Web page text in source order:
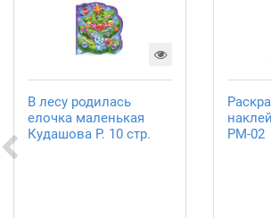
В лесу родилась
елочка маленькая
Кудашова Р. 10 стр.
РМ-02